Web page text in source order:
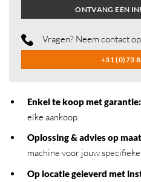
ONTVANG EEN
Vragen? Neem contact
+31 (0)73
Enkel te koop met garantie:
elke aankoop.
Oplossing & advies op
machine voor jouw
Op locatie geleverd met